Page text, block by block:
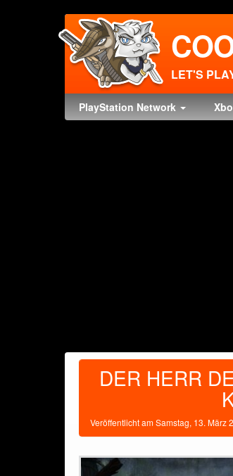
LET'S
PlayStation Network
DER HERR
Veröffentlicht amSamstag, 13. März